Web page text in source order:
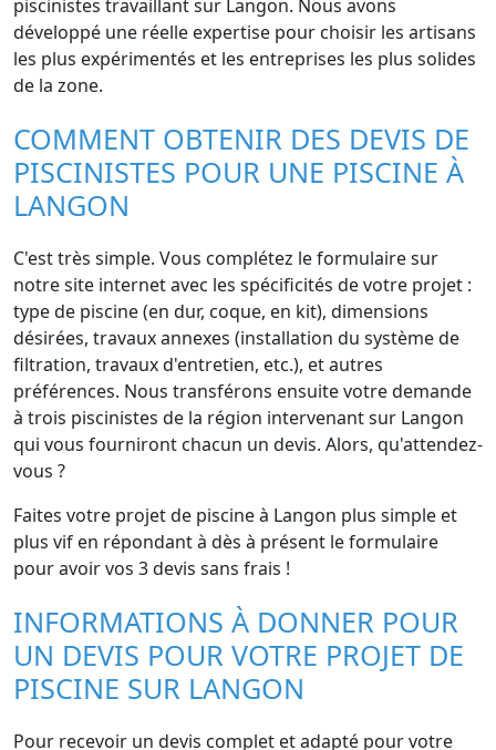
piscinistes travaillant sur Langon. Nous avons
développé une réelle expertise pour choisir les artisans
les plus expérimentés et les entreprises les plus solides
de la zone.
COMMENT OBTENIR DES DEVIS DE
PISCINISTES POUR UNE PISCINE À
LANGON
C'est très simple. Vous complétez le formulaire sur
notre site internet avec les spécificités de votre projet :
type de piscine (en dur, coque, en kit), dimensions
désirées, travaux annexes (installation du système de
filtration, travaux d'entretien, etc.), et autres
préférences. Nous transférons ensuite votre demande
à trois piscinistes de la région intervenant sur Langon
qui vous fourniront chacun un devis. Alors, qu'attendez-
vous ?
Faites votre projet de piscine à Langon plus simple et
plus vif en répondant à dès à présent le formulaire
pour avoir vos 3 devis sans frais !
INFORMATIONS À DONNER POUR
UN DEVIS POUR VOTRE PROJET DE
PISCINE SUR LANGON
Pour recevoir un devis complet et adapté pour votre